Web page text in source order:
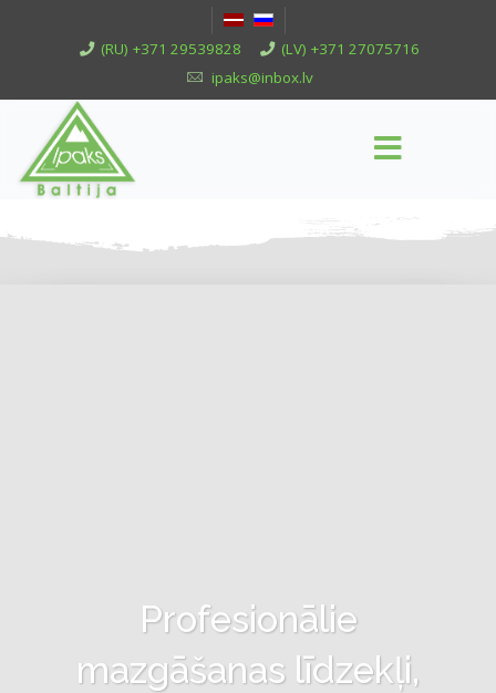
(RU) +371 29539828
(LV) +371 27075716
ipaks@inbox.lv
Profesionālie
mazgāšanas līdzekļi,